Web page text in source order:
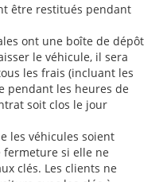
être restitués pendant
ont une boîte de dépôt
le véhicule, il sera
les frais (incluant les
pendant les heures de
soit clos le jour
les véhicules soient
fermeture si elle ne
clés. Les clients ne